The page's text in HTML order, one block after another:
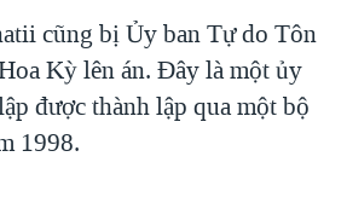
cũng bị Ủy ban Tự do Tôn
Kỳ lên án. Đây là một ủy
được thành lập qua một bộ
1998.